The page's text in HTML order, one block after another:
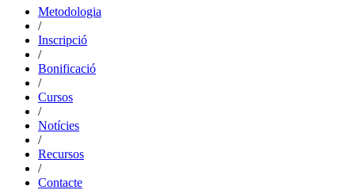
Metodologia
/
Inscripció
/
Bonificació
/
Cursos
/
Notícies
/
Recursos
/
Contacte